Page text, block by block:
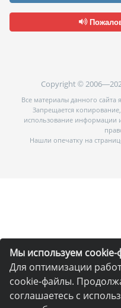
Мы используем
Для оптимизации
cookie-файлы.
соглашаетесь с
Copyright ©
Все материалы данного сайта
Запрещается
использование информации
Нашли опечатку на